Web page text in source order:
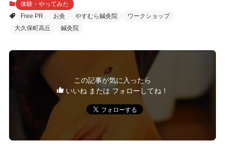
体験・やってみた
Free PR
お灸 やすむら鍼灸院
ワークショップ
大久保町高丘
鍼灸院
この記事が気に入ったら
いいね または フォローしてね！